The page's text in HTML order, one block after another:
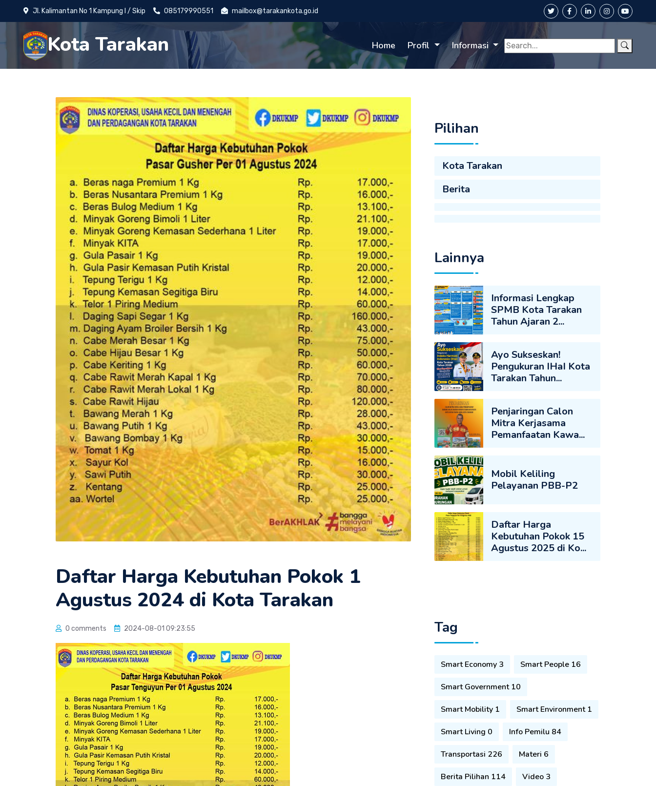
Jl. Kalimantan No 1 Kampung I / Skip 085179990551 mailbox@tarakankota.go.id
Kota Tarakan Home Profil Informasi
Daftar Harga Kebutuhan Pokok 1
Agustus 2024 di Kota Tarakan
0 comments 2024-08-01 09:23:55
Pilihan
Kota Tarakan
Berita
Lainnya
Informasi Lengkap
SPMB Kota Tarakan
Tahun Ajaran 2...
Ayo Sukseskan!
Pengukuran IHaI Kota
Tarakan Tahun...
Penjaringan Calon
Mitra Kerjasama
Pemanfaatan Kawa...
Mobil Keliling
Pelayanan PBB-P2
Daftar Harga
Kebutuhan Pokok 15
Agustus 2025 di Ko...
Tag
Smart Economy 3 Smart People 16
Smart Government 10
Smart Mobility 1 Smart Environment 1
Smart Living 0 Info Pemilu 84
Transportasi 226 Materi 6
Berita Pilihan 114 Video 3